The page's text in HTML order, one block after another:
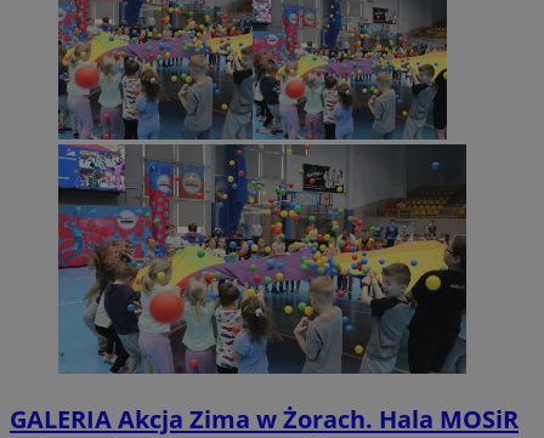
GALERIAAkcja Zima w Żorach. Hala MOSiR